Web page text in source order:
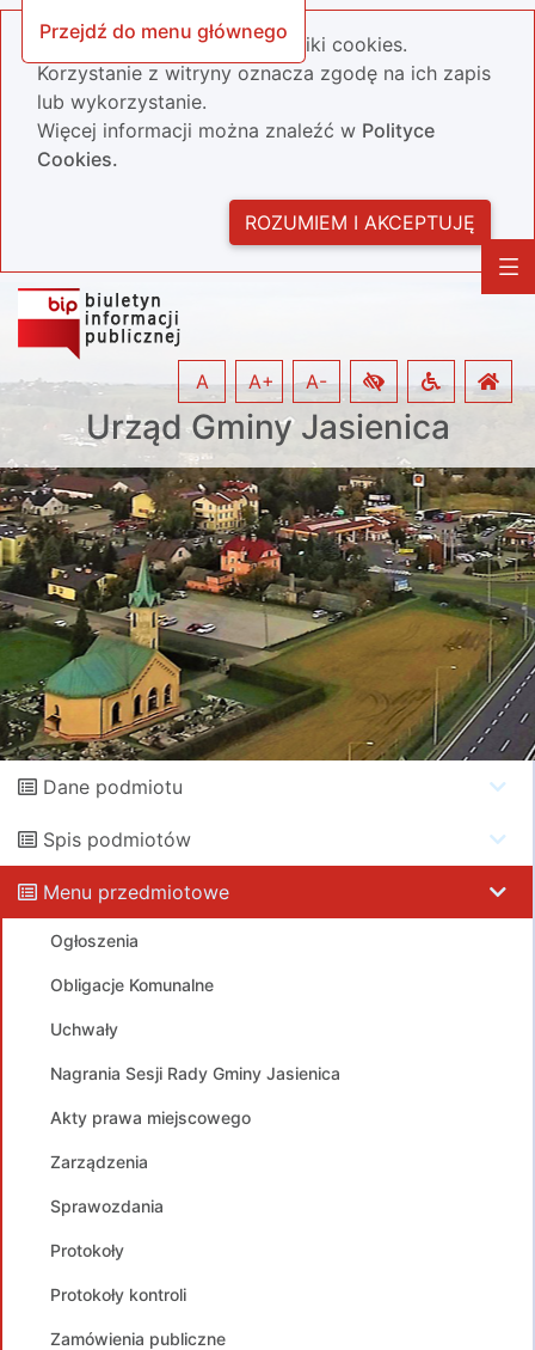
Przejdź do menu głównego
Nasza strona wykorzystuje pliki cookies.
Korzystanie z witryny oznacza zgodę na ich zapis
lub wykorzystanie.
Więcej informacji można znaleźć w Polityce
Cookies.
ROZUMIEM I AKCEPTUJĘ
Urząd Gminy Jasienica
A A+ A-
Dane podmiotu
Spis podmiotów
Menu przedmiotowe
Ogłoszenia
Obligacje Komunalne
Uchwały
Nagrania Sesji Rady Gminy Jasienica
Akty prawa miejscowego
Zarządzenia
Sprawozdania
Protokoły
Protokoły kontroli
Zamówienia publiczne